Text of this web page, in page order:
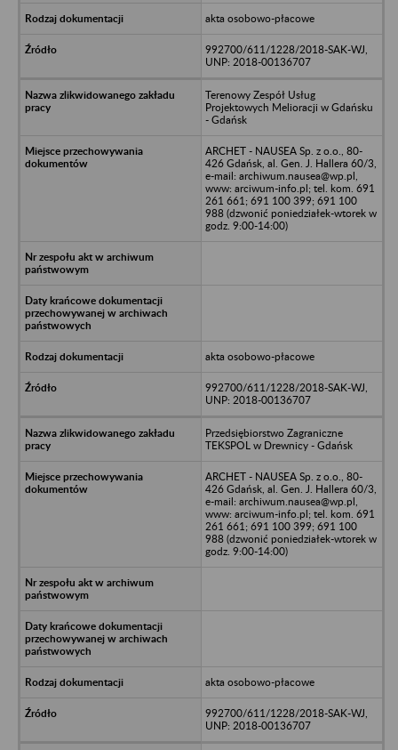
akta osobowo-płacowe
992700/611/1228/2018-SAK-WJ,
UNP: 2018-00136707
Terenowy Zespół Usług
Projektowych Melioracji w Gdańsku
- Gdańsk
ARCHET - NAUSEA Sp. z o.o., 80-
426 Gdańsk, al. Gen. J. Hallera 60/3,
e-mail: archiwum.nausea@wp.pl,
www: arciwum-info.pl; tel. kom. 691
261 661; 691 100 399; 691 100
988 (dzwonić poniedziałek-wtorek w
godz. 9:00-14:00)
akta osobowo-płacowe
992700/611/1228/2018-SAK-WJ,
UNP: 2018-00136707
Przedsiębiorstwo Zagraniczne
TEKSPOL w Drewnicy - Gdańsk
ARCHET - NAUSEA Sp. z o.o., 80-
426 Gdańsk, al. Gen. J. Hallera 60/3,
e-mail: archiwum.nausea@wp.pl,
www: arciwum-info.pl; tel. kom. 691
261 661; 691 100 399; 691 100
988 (dzwonić poniedziałek-wtorek w
godz. 9:00-14:00)
akta osobowo-płacowe
992700/611/1228/2018-SAK-WJ,
UNP: 2018-00136707